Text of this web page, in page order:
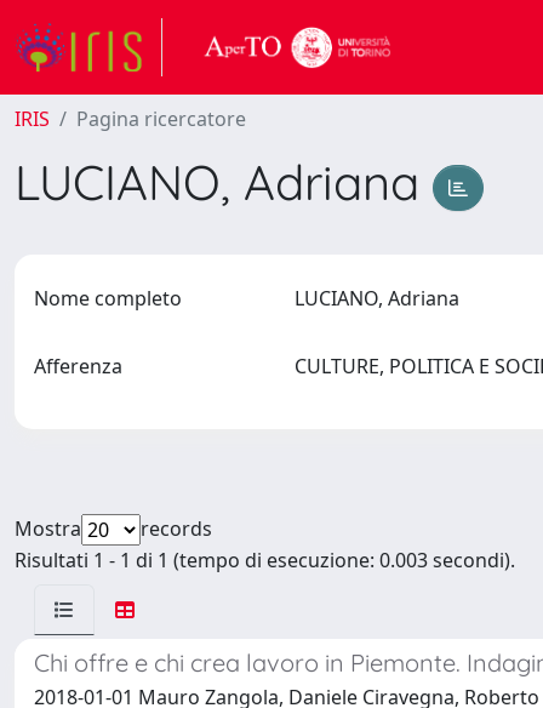
IRIS Pagina ricercatore
LUCIANO, Adriana
Nome completo LUCIANO, Adriana
Afferenza CULTURE, POLITICA E
Mostra
records
Risultati 1 - 1 di 1 (tempo di esecuzione: 0.003 secondi).
Chi offre e chi crea lavoro in Piemonte.
2018-01-01 Mauro Zangola, Daniele Ciravegna,